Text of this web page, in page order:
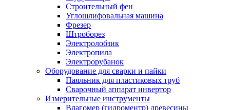
Строительный фен
Углошлифовальная машина
Фрезер
Штроборез
Электролобзик
Электропила
Электрорубанок
Оборудование для сварки и пайки
Паяльник для пластиковых труб
Сварочный аппарат инвертор
Измерительные инструменты
Влагомер (гидроментр) древесины